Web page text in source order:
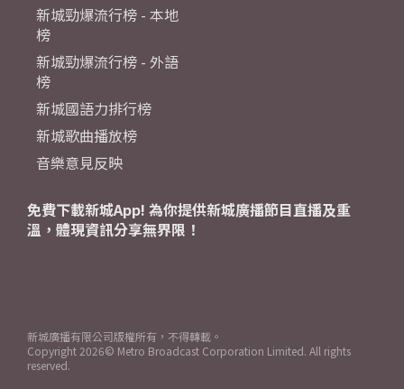
新城勁爆流行榜 - 本地
榜
新城勁爆流行榜 - 外語
榜
新城國語力排行榜
新城歌曲播放榜
音樂意見反映
免費下載新城App! 為你提供新城廣播節目直播及重
溫，體現資訊分享無界限！
新城廣播有限公司版權所有，不得轉載。
Copyright 2026© Metro Broadcast Corporation Limited. All rights
reserved.